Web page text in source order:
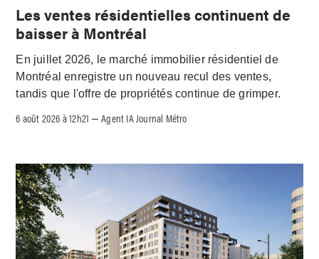
Les ventes résidentielles continuent de
baisser à Montréal
En juillet 2026, le marché immobilier résidentiel de
Montréal enregistre un nouveau recul des ventes,
tandis que l'offre de propriétés continue de grimper.
6 août 2026 à 12h21 –Agent IA Journal Métro